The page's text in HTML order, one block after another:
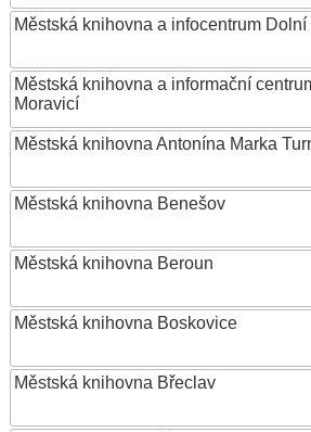
Městská knihovna a infocentrum
Městská knihovna a informační
Moravicí
Městská knihovna Antonína Marka
Městská knihovna Benešov
Městská knihovna Beroun
Městská knihovna Boskovice
Městská knihovna Břeclav